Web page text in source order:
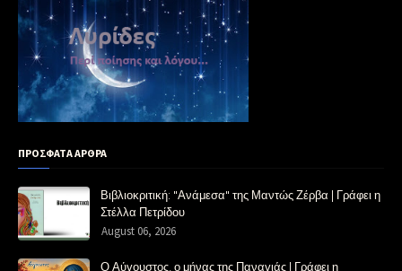
ΠΡΟΣΦΑΤΑ ΑΡΘΡΑ
Βιβλιοκριτική: "Ανάμεσα" της Μαντώς Ζέρβα | Γράφει η
Στέλλα Πετρίδου
August 06, 2026
Ο Αύγουστος, ο μήνας της Παναγιάς | Γράφει η